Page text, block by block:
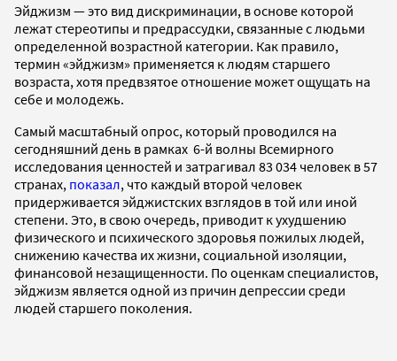
Эйджизм — это вид дискриминации, в основе которой
лежат стереотипы и предрассудки, связанные с людьми
определенной возрастной категории. Как правило,
термин «эйджизм» применяется к людям старшего
возраста, хотя предвзятое отношение может ощущать на
себе и молодежь.
Самый масштабный опрос, который проводился на
сегодняшний день в рамках 6-й волны Всемирного
исследования ценностей и затрагивал 83 034 человек в 57
странах, показал, что каждый второй человек
придерживается эйджистских взглядов в той или иной
степени. Это, в свою очередь, приводит к ухудшению
физического и психического здоровья пожилых людей,
снижению качества их жизни, социальной изоляции,
финансовой незащищенности. По оценкам специалистов,
эйджизм является одной из причин депрессии среди
людей старшего поколения.